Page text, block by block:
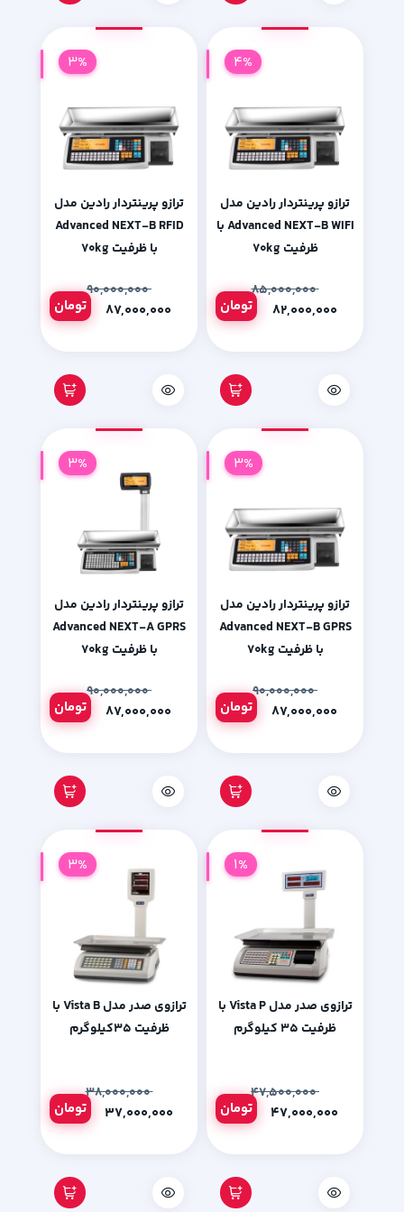
ترازو پرینتردار رادین مدل
Advanced NEXT-B WIFI با
ظرفیت ۷۰kg
۸۵,۰۰۰,۰۰۰
تومان
4%
ترازو پرینتردار رادین مدل
Advanced NEXT-B RFID
با ظرفیت ۷۰kg
۹۰,۰۰۰,۰۰۰
تومان
3%
ترازو پرینتردار رادین مدل
Advanced NEXT-B GPRS
با ظرفیت ۷۰kg
۹۰,۰۰۰,۰۰۰
تومان
3%
ترازو پرینتردار رادین مدل
Advanced NEXT-A GPRS
با ظرفیت ۷۰kg
۹۰,۰۰۰,۰۰۰
تومان
3%
ترازوی صدر مدل Vista P با
ظرفیت 35 کیلوگرم
۴۷,۵۰۰,۰۰۰
تومان
1%
ترازوی صدر مدل Vista B با
ظرفیت 35کیلوگرم
۳۸,۰۰۰,۰۰۰
تومان
3%